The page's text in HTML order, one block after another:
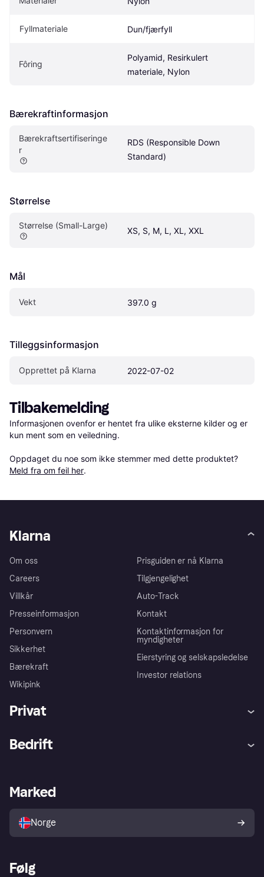
Fyllmateriale Dun/fjærfyll
Fôring
Polyamid, Resirkulert
materiale, Nylon
Bærekraftinformasjon
Bærekraftsertifiseringe
r
RDS (Responsible Down
Standard)
Størrelse
Størrelse (Small-Large)
XS, S, M, L, XL, XXL
Mål
Vekt 397.0 g
Tilleggsinformasjon
Opprettet på Klarna 2022-07-02
Tilbakemelding
Informasjonen ovenfor er hentet fra ulike eksterne kilder og er
kun ment som en veiledning.
Oppdaget du noe som ikke stemmer med dette produktet?
Meld fra om feil her.
Klarna
Om oss
Careers
Villkår
Presseinformasjon
Personvern
Sikkerhet
Bærekraft
Wikipink
Prisguiden er nå Klarna
Tilgjengelighet
Auto-Track
Kontakt
Kontaktinformasjon for
myndigheter
Eierstyring og selskapsledelse
Investor relations
Privat
Utforsk butikker
Bedrift
Merchant portal
Marked
Norge
Følg